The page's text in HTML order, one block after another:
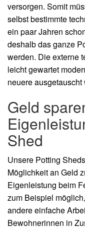
versorgen. Somit
selbst bestimmte
ein paar Jahren
deshalb das ganze
werden. Die externe
leicht gewartet
neuere ausgetauscht
Geld
Shed
Unsere Potting
Möglichkeit an Geld
Eigenleistung beim
zum Beispiel
andere einfache
Bewohnerinnen in